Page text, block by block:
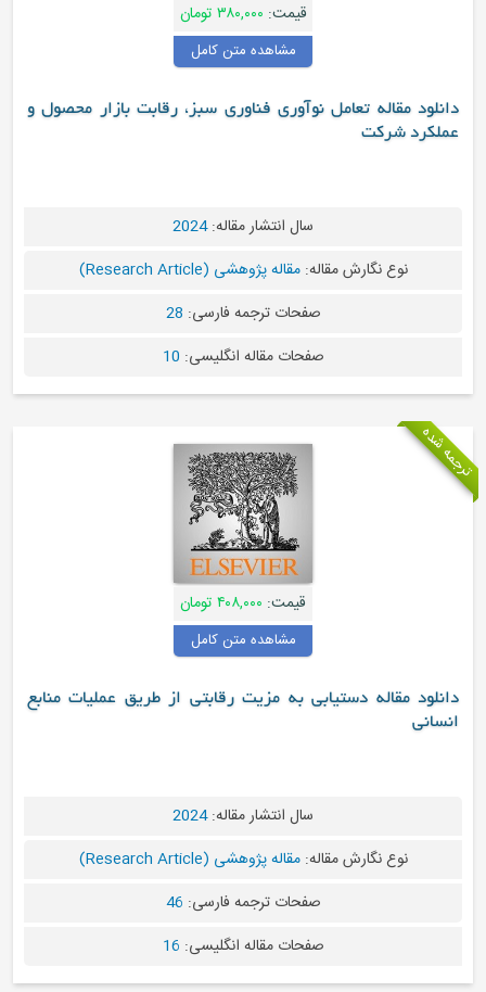
قیمت:۳۸۰,۰۰۰ تومان
مشاهده متن کامل
دانلود مقاله تعامل نوآوری فناوری سبز، رقابت بازار محصول و
عملکرد شرکت
سال انتشار مقاله:2024
نوع نگارش مقاله:مقاله پژوهشی (Research Article)
صفحات ترجمه فارسی:28
صفحات مقاله انگلیسی:10
شده
قیمت:۴۰۸,۰۰۰ تومان
مشاهده متن کامل
دانلود مقاله دستیابی به مزیت رقابتی از طریق عملیات منابع
انسانی
سال انتشار مقاله:2024
نوع نگارش مقاله:مقاله پژوهشی (Research Article)
صفحات ترجمه فارسی:46
صفحات مقاله انگلیسی:16